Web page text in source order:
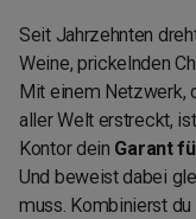
Seit Jahrzehnten
Weine, prickelnden
Mit einem Netzwerk,
aller Welt erstreckt,
Kontor dein Garant
Und beweist dabei
muss. Kombinierst du